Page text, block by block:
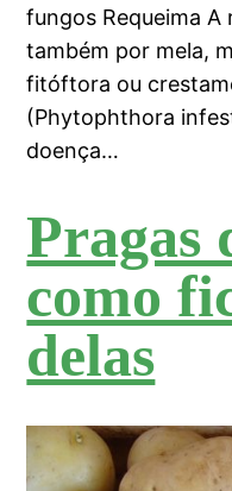
fungos Requeima A
também por mela,
fitóftora ou
(Phytophthora
doença…
Pragas
como
delas